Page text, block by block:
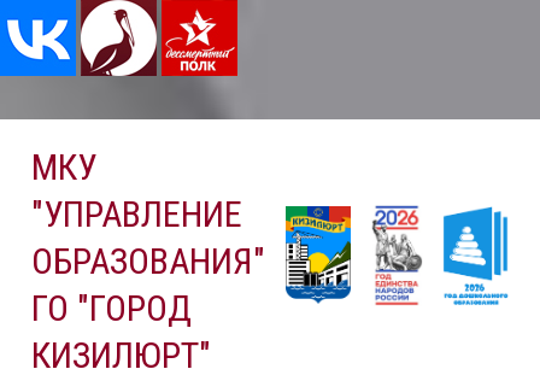
содержимому
МКУ
"УПРАВЛЕНИЕ
ОБРАЗОВАНИЯ"
ГО "ГОРОД
КИЗИЛЮРТ"